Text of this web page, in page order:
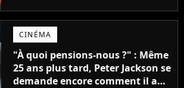
CINÉMA
"À quoi pensions-nous ?" : Même
25 ans plus tard, Peter Jackson se
demande encore comment il a